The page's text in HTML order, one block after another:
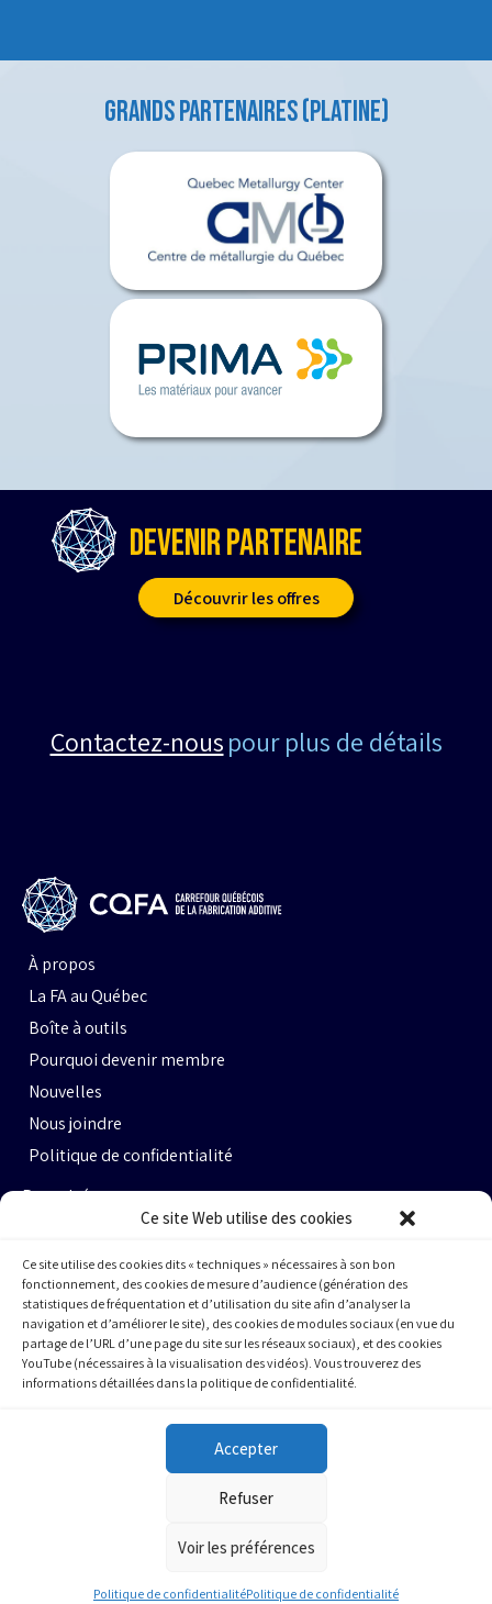
Ce site Web utilise des cookies
Ce site utilise des cookies dits « techniques » nécessaires à son bon
fonctionnement, des cookies de mesure d’audience (génération des
statistiques de fréquentation et d’utilisation du site afin d’analyser la
navigation et d’améliorer le site), des cookies de modules sociaux (en vue du
partage de l’URL d’une page du site sur les réseaux sociaux), et des cookies
YouTube (nécessaires à la visualisation des vidéos). Vous trouverez des
informations détaillées dans la politique de confidentialité.
Accepter
Refuser
Voir les préférences
Politique de confidentialitéPolitique de confidentialité
GRANDS PARTENAIRES (PLATINE)
DEVENIR PARTENAIRE
Découvrir les offres
Contactez-nouspour plus de détails
À propos
La FA au Québec
Boîte à outils
Pourquoi devenir membre
Nouvelles
Nous joindre
Politique de confidentialité
Propulsé par :
Espace Ax.c #464
800 rue du Square-Victoria
Montréal (QC) H3C 0B4